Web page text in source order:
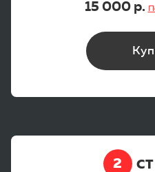
15 000 р.
2